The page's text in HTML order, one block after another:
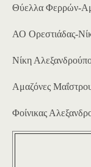
Θύελλα Φερρών-
ΑΟ Ορεστιάδας-
Νίκη
Αμαζόνες
Φοίνικας